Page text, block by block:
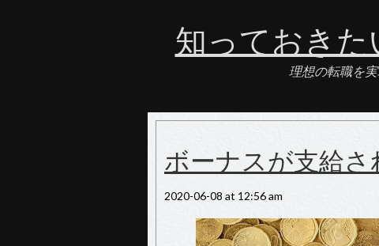
知っておき
理想の転職を
ボーナスが支給さ
2020-06-08 at 12:56 am